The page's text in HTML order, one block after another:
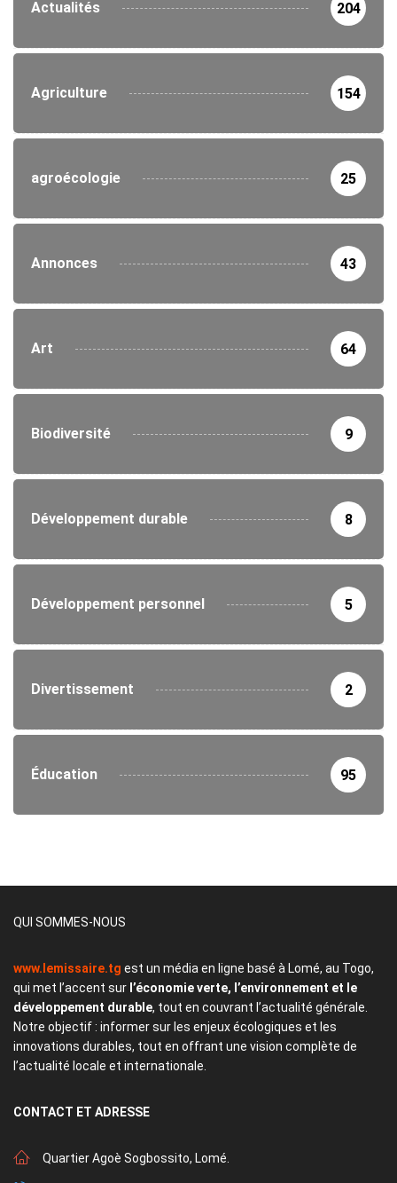
Actualités 204
Agriculture 154
agroécologie 25
Annonces 43
Art 64
Biodiversité 9
Développement durable 8
Développement personnel 5
Divertissement 2
Éducation 95
QUI SOMMES-NOUS
www.lemissaire.tg est un média en ligne basé à Lomé, au Togo,
qui met l’accent sur l’économie verte, l’environnement et le
développement durable, tout en couvrant l’actualité générale.
Notre objectif : informer sur les enjeux écologiques et les
innovations durables, tout en offrant une vision complète de
l’actualité locale et internationale.
CONTACT ET ADRESSE
Quartier Agoè Sogbossito, Lomé.